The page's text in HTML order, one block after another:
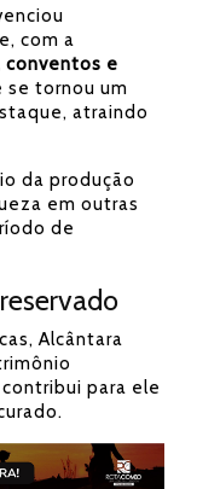
com a
conventos e
se tornou um
atraindo
da produção
em outras
de
Alcântara
para ele